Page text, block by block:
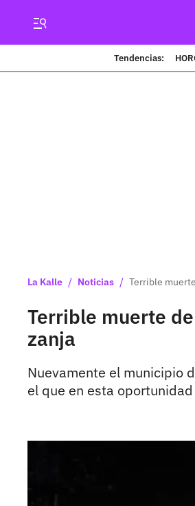
Tendencias:
La Kalle / Noticias / Terrible
Terrible muerte
zanja
Nuevamente el municipio
el que en esta